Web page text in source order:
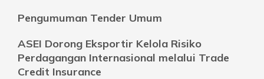
Pengumuman Tender Umum
ASEI Dorong Eksportir Kelola Risiko
Perdagangan Internasional melalui Trade
Credit Insurance